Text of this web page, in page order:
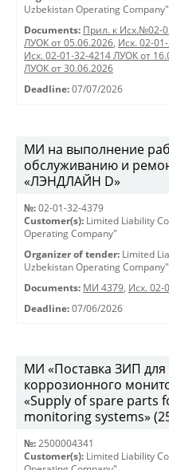
Uzbekistan Operating Company"
Documents: Прил. к Исх.№02-
ЛУОК от 05.06.2026, Исх. 02-
Исх. 02-01-32-4214 ЛУОК от
ЛУОК от 30.06.2026
Deadline: 07/07/2026
МИ на выполнение
обслуживанию и
«ЛЭНДЛАЙН D»
№: 02-01-32-4379
Customer(s): Limited Liability
Operating Company"
Organizer of tender: Limited
Uzbekistan Operating Company"
Documents: МИ 4379, Исх. 02-
Deadline: 07/06/2026
МИ «Поставка ЗИП для
коррозионного
«Supply of spare parts
monitoring systems»
№: 2500004341
Customer(s): Limited Liability